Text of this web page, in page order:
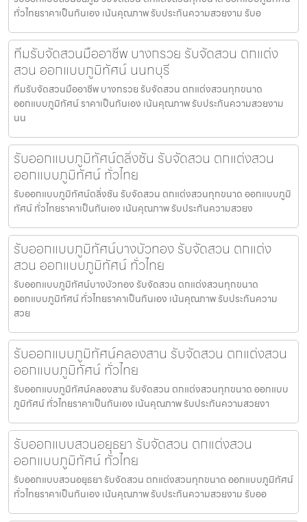
ทั่วไทยราคาเป็นกันเอง เน้นคุณภาพ รับประกันความสวยงาม รับอ
ทีมรับจัดสวนมืออาชีพ บางกรวย รับจัดสวน ตกแต่ง
สวน ออกแบบภูมิทัศน์ นนทบุรี
ทีมรับจัดสวนมืออาชีพ บางกรวย รับจัดสวน ตกแต่งสวนทุกขนาด
ออกแบบภูมิทัศน์ ราคาเป็นกันเอง เน้นคุณภาพ รับประกันความสวยงาม
นน
รับออกแบบภูมิทัศน์ตลิ่งชัน รับจัดสวน ตกแต่งสวน
ออกแบบภูมิทัศน์ ทั่วไทย
รับออกแบบภูมิทัศน์ตลิ่งชัน รับจัดสวน ตกแต่งสวนทุกขนาด ออกแบบภูมิ
ทัศน์ ทั่วไทยราคาเป็นกันเอง เน้นคุณภาพ รับประกันความสวยง
รับออกแบบภูมิทัศน์บางบัวทอง รับจัดสวน ตกแต่ง
สวน ออกแบบภูมิทัศน์ ทั่วไทย
รับออกแบบภูมิทัศน์บางบัวทอง รับจัดสวน ตกแต่งสวนทุกขนาด
ออกแบบภูมิทัศน์ ทั่วไทยราคาเป็นกันเอง เน้นคุณภาพ รับประกันความ
สวย
รับออกแบบภูมิทัศน์คลองสาน รับจัดสวน ตกแต่งสวน
ออกแบบภูมิทัศน์ ทั่วไทย
รับออกแบบภูมิทัศน์คลองสาน รับจัดสวน ตกแต่งสวนทุกขนาด ออกแบบ
ภูมิทัศน์ ทั่วไทยราคาเป็นกันเอง เน้นคุณภาพ รับประกันความสวยงา
รับออกแบบสวนอยุธยา รับจัดสวน ตกแต่งสวน
ออกแบบภูมิทัศน์ ทั่วไทย
รับออกแบบสวนอยุธยา รับจัดสวน ตกแต่งสวนทุกขนาด ออกแบบภูมิทัศน์
ทั่วไทยราคาเป็นกันเอง เน้นคุณภาพ รับประกันความสวยงาม รับออ